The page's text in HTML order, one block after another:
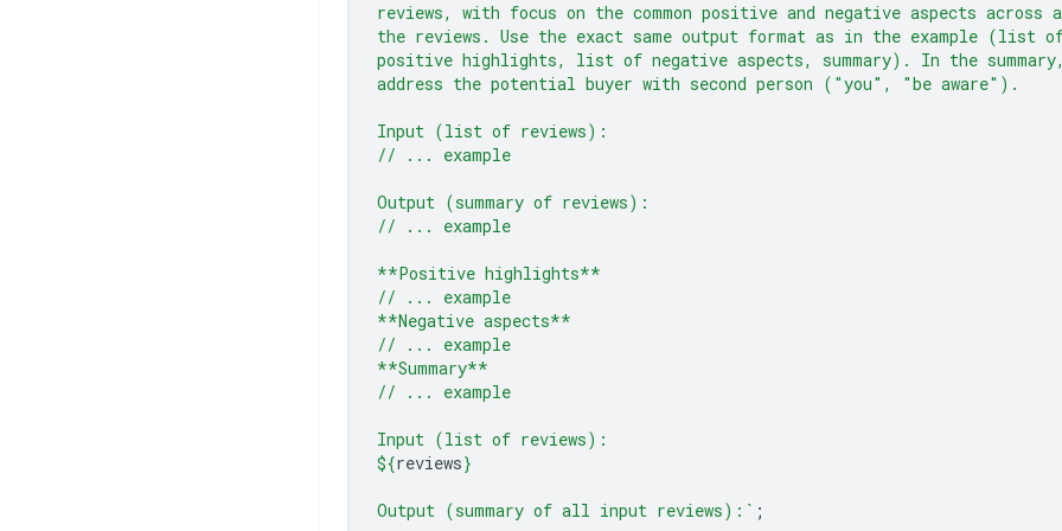
reviews, with focus on the common positive and negative aspects
the reviews. Use the exact same output format as in the example (list
positive highlights, list of negative aspects, summary). In the summary,
address the potential buyer with second person ("you", "be aware").
Input (list of reviews):
// ... example
Output (summary of reviews):
// ... example
**Positive highlights**
// ... example
**Negative aspects**
// ... example
**Summary**
// ... example
Input (list of reviews):
${reviews}
Output (summary of all input reviews):` ;